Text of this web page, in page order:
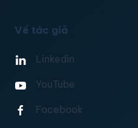
Về tác giả
Linkedin
YouTube
Facebook